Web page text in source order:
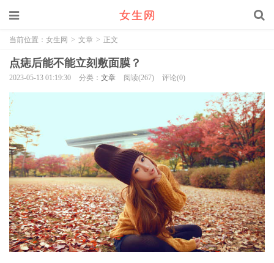
当前位置： 女生网 > 文章 > 正文
点痣后能不能立刻敷面膜？
2023-05-13 01:19:30 分类： 文章 阅读(267) 评论(0)